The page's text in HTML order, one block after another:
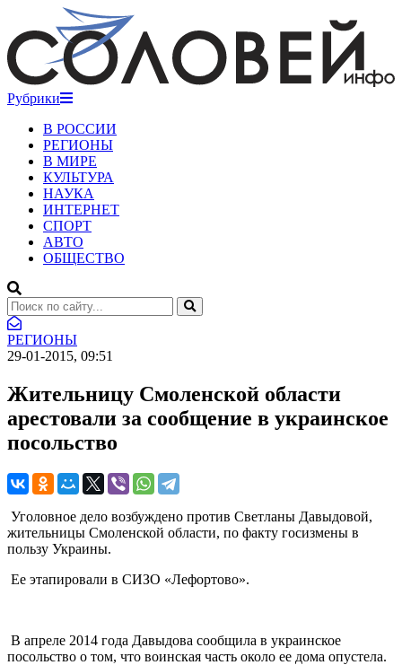
Рубрики
В РОССИИ
РЕГИОНЫ
В МИРЕ
КУЛЬТУРА
НАУКА
ИНТЕРНЕТ
СПОРТ
АВТО
ОБЩЕСТВО
РЕГИОНЫ
29-01-2015, 09:51
Жительницу Смоленской области
арестовали за сообщение в украинское
посольство
Уголовное дело возбуждено против Светланы Давыдовой,
жительницы Смоленской области, по факту госизмены в
пользу Украины.
Ее этапировали в СИЗО «Лефортово».
В апреле 2014 года Давыдова сообщила в украинское
посольство о том, что воинская часть около ее дома опустела.